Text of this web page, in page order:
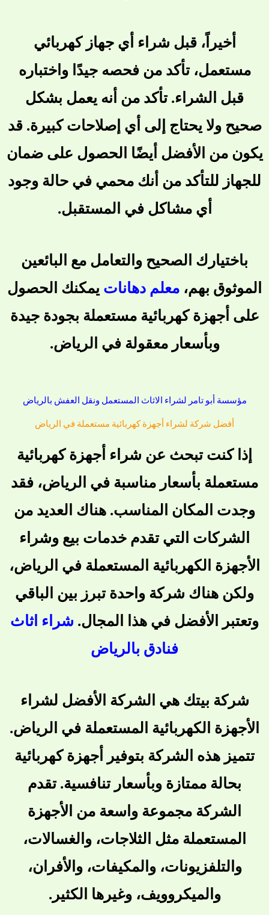
أخيراً، قبل شراء أي جهاز كهربائي
مستعمل، تأكد من فحصه جيدًا واختباره
قبل الشراء. تأكد من أنه يعمل بشكل
صحيح ولا يحتاج إلى أي إصلاحات كبيرة. قد
يكون من الأفضل أيضًا الحصول على ضمان
للجهاز للتأكد من أنك محمي في حالة وجود
أي مشاكل في المستقبل.
باختيارك الصحيح والتعامل مع البائعين
الموثوق بهم، معلم دهانات يمكنك الحصول
على أجهزة كهربائية مستعملة بجودة جيدة
وبأسعار معقولة في الرياض.
مؤسسة أبو تامر لشراء الاثاث المستعمل ونقل العفش بالرياض
أفضل شركة لشراء أجهزة كهربائية مستعملة في الرياض
إذا كنت تبحث عن شراء أجهزة كهربائية
مستعملة بأسعار مناسبة في الرياض، فقد
وجدت المكان المناسب. هناك العديد من
الشركات التي تقدم خدمات بيع وشراء
الأجهزة الكهربائية المستعملة في الرياض،
ولكن هناك شركة واحدة تبرز بين الباقي
وتعتبر الأفضل في هذا المجال. شراء اثاث
فنادق بالرياض
شركة بيتك هي الشركة الأفضل لشراء
الأجهزة الكهربائية المستعملة في الرياض.
تتميز هذه الشركة بتوفير أجهزة كهربائية
بحالة ممتازة وبأسعار تنافسية. تقدم
الشركة مجموعة واسعة من الأجهزة
المستعملة مثل الثلاجات، والغسالات،
والتلفزيونات، والمكيفات، والأفران،
والميكروويف، وغيرها الكثير.